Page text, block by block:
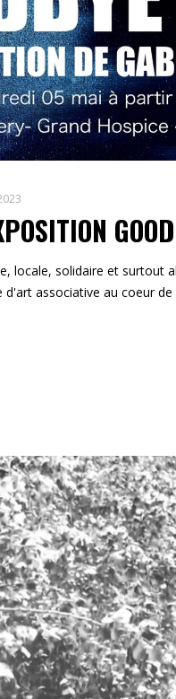
locale, solidaire et surtout
associative au coeur